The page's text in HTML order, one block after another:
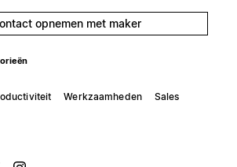
opnemen met maker
Werkzaamheden Sales